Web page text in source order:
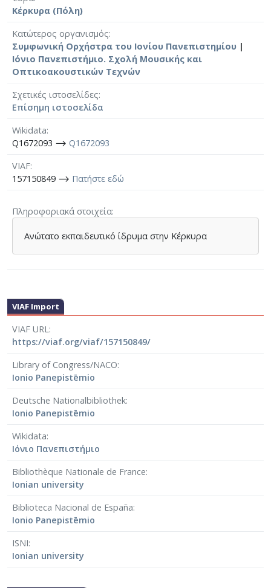
Κέρκυρα (Πόλη)
Κατώτερος οργανισμός
Συμφωνική Ορχήστρα του Ιονίου Πανεπιστημίου |
Ιόνιο Πανεπιστήμιο. Σχολή Μουσικής και
Οπτικοακουστικών Τεχνών
Σχετικές ιστοσελίδες
Επίσημη ιστοσελίδα
Wikidata
Q1672093 ⟶ Q1672093
VIAF
157150849 ⟶ Πατήστε εδώ
Πληροφοριακά στοιχεία
Ανώτατο εκπαιδευτικό ίδρυμα στην Κέρκυρα
VIAF Import
VIAF URL
https://viaf.org/viaf/157150849/
Library of Congress/NACO
Ionio Panepistēmio
Deutsche Nationalbibliothek
Ionio Panepistēmio
Wikidata
Ιόνιο Πανεπιστήμιο
Bibliothèque Nationale de France
Ionian university
Biblioteca Nacional de España
Ionio Panepistēmio
ISNI
Ionian university